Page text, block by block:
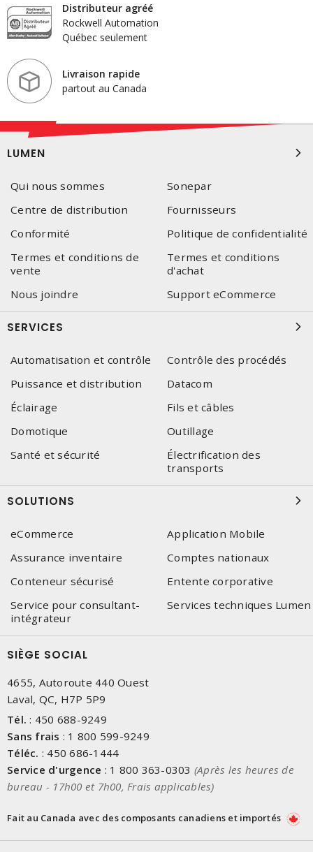
Distributeur agréé
Rockwell Automation
Québec seulement
Livraison rapide
partout au Canada
LUMEN
Qui nous sommes
Sonepar
Centre de distribution
Fournisseurs
Conformité
Politique de confidentialité
Termes et conditions de
vente
Termes et conditions
d'achat
Nous joindre
Support eCommerce
SERVICES
Automatisation et contrôle
Contrôle des procédés
Puissance et distribution
Datacom
Éclairage
Fils et câbles
Domotique
Outillage
Santé et sécurité
Électrification des
transports
SOLUTIONS
eCommerce
Application Mobile
Assurance inventaire
Comptes nationaux
Conteneur sécurisé
Entente corporative
Service pour consultant-
intégrateur
Services techniques Lumen
SIÈGE SOCIAL
4655, Autoroute 440 Ouest
Laval, QC, H7P 5P9
Tél. : 450 688-9249
Sans frais : 1 800 599-9249
Téléc. : 450 686-1444
Service d'urgence : 1 800 363-0303 (Après les heures de
bureau - 17h00 et 7h00, Frais applicables)
Fait au Canada avec des composants canadiens et importés